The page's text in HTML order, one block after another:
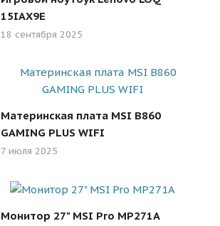
15IAX9E
18 сентября 2025
Материнская плата MSI B860
GAMING PLUS WIFI
7 июля 2025
Монитор 27" MSI Pro MP271A